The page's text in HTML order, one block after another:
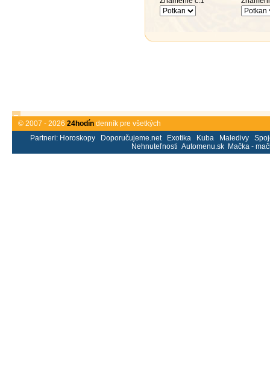
© 2007 - 2026 24hodín denník pre všetkých
Partneri: Horoskopy Doporučujeme.net Exotika Kuba Maledivy
Nehnuteľnosti Automenu.sk Mačka -